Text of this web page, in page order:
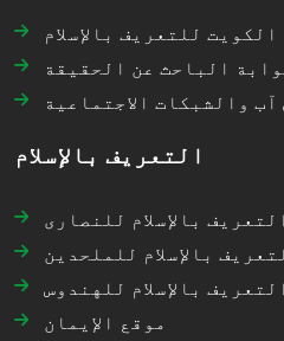
للتعريف بالإسلام
الباحث عن الحقيقة
والشبكات الاجتماعية
التعريف بالإسلام
التعريف بالإسلام للنصارى
بالإسلام للملحدين
التعريف بالإسلام للهندوس
موقع الإيمان